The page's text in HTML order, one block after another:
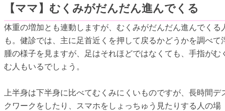
【ママ】むくみがだんだん進んでくる
体重の増加とも連動しますが、むくみがだんだん進んでくる
も。健診では、主に足首近くを押して戻るかどうかを調べて
腫の様子を見ますが、足はそれほどではなくても、手指がむ
む人もいるでしょう。
上半身は下半身に比べてむくみにくいものですが、長時間デ
クワークをしたり、スマホをしょっちゅう見たりする人の場